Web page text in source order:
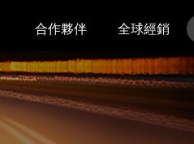
合作夥伴 全球經銷